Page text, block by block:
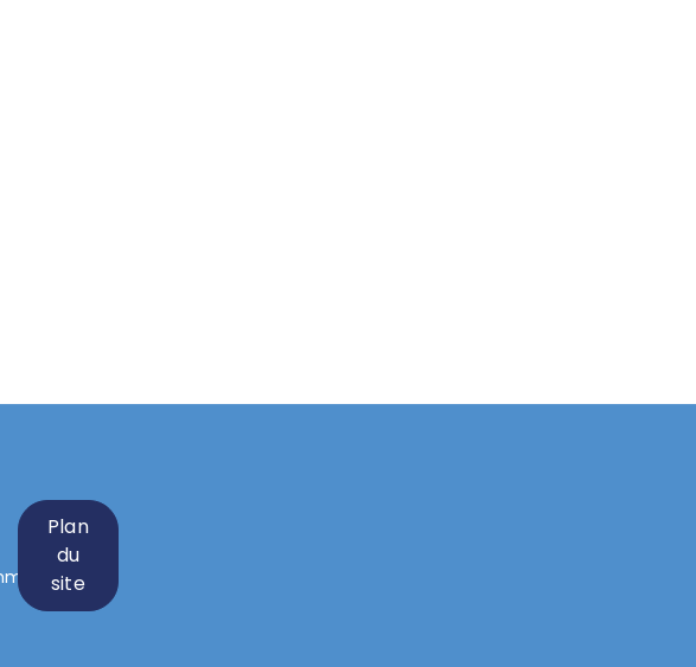
Plan
du
site